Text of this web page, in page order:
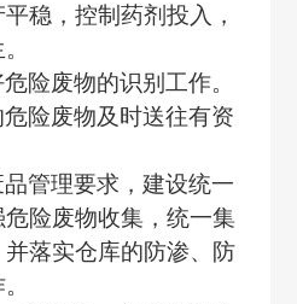
稳，控制药剂投入，
险废物的识别工作。
危险废物及时送往有资
品管理要求，建设统一
险废物收集，统一集
落实仓库的防渗、防